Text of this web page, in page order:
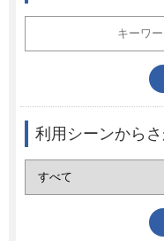
利用シーンから